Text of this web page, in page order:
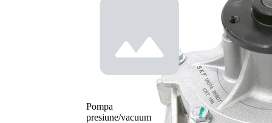
Pompa
presiune/vacuum